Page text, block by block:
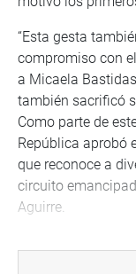
“Esta gesta
compromiso con
a Micaela
también sacrificó
Como parte de
República aprobó
que reconoce a
circuito
Aguirre.
cuenta a Túpac